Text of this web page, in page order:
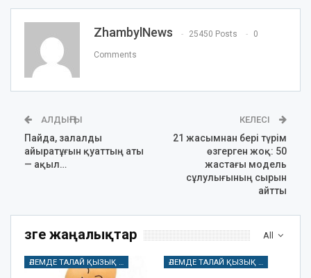
ZhambylNews 25450 Posts 0
Comments
АЛДЫҢҒЫ
Пайда, залалды
айыратұғын қуаттың аты
— ақыл…
КЕЛЕСІ
21 жасымнан бері түрім
өзгерген жоқ: 50
жастағы модель
сұлулығының сырын
айтты
All
Өзге жаңалықтар
ӘЛЕМДЕ ТАЛАЙ ҚЫЗЫҚ БАР ӘЛЕМДЕ ТАЛАЙ ҚЫЗЫҚ БАР